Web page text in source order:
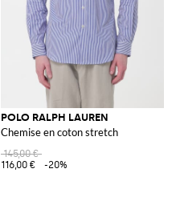
POLO RALPH LAUREN
Chemise en coton stretch
145,00 €
116,00 €
-20%